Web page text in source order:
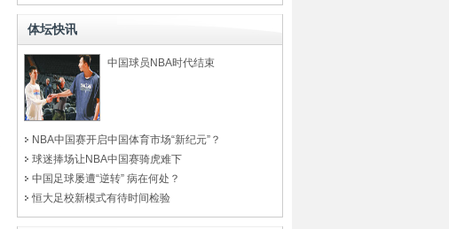
体坛快讯
中国球员NBA时代结束
NBA中国赛开启中国体育市场“新纪元”？
球迷捧场让NBA中国赛骑虎难下
中国足球屡遭“逆转” 病在何处？
恒大足校新模式有待时间检验